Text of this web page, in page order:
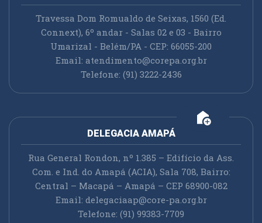
Travessa Dom Romualdo de Seixas, 1560 (Ed.
Connext), 6º andar - Salas 02 e 03 - Bairro
Umarizal - Belém/PA - CEP: 66055-200
Email: atendimento@corepa.org.br
Telefone: (91) 3222-2436
add_home
DELEGACIA AMAPÁ
Rua General Rondon, nº 1.385 – Edifício da Ass.
Com. e Ind. do Amapá (ACIA), Sala 708, Bairro:
Central – Macapá – Amapá – CEP 68900-082
Email: delegaciaap@core-pa.org.br
Telefone: (91) 99383-7709